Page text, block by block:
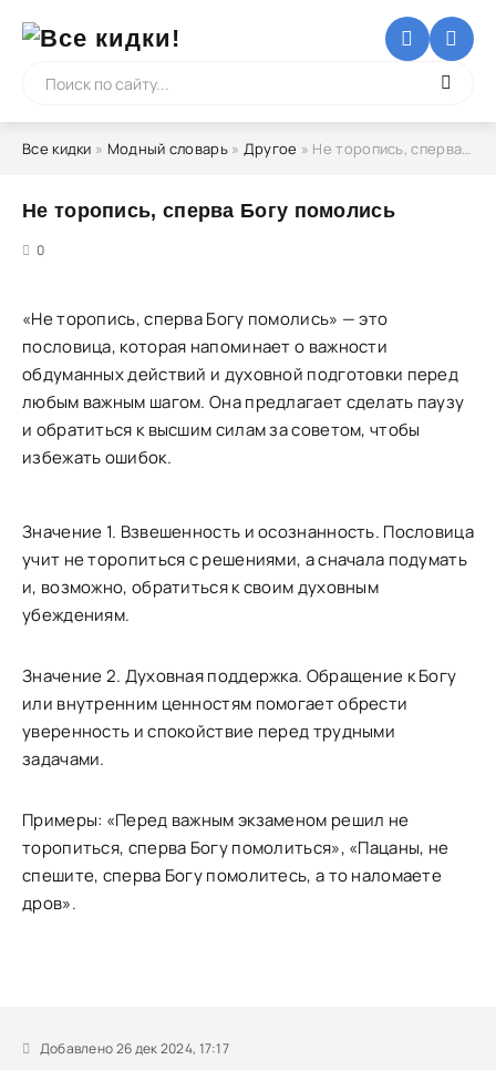
Все кидки » Модный словарь» Другое » Не торопись, сперва Богу помолись
Не торопись, сперва Богу помолись
0
«Не торопись, сперва Богу помолись» — это
пословица, которая напоминает о важности
обдуманных действий и духовной подготовки перед
любым важным шагом. Она предлагает сделать паузу
и обратиться к высшим силам за советом, чтобы
избежать ошибок.
Значение 1. Взвешенность и осознанность. Пословица
учит не торопиться с решениями, а сначала подумать
и, возможно, обратиться к своим духовным
убеждениям.
Значение 2. Духовная поддержка. Обращение к Богу
или внутренним ценностям помогает обрести
уверенность и спокойствие перед трудными
задачами.
Примеры: «Перед важным экзаменом решил не
торопиться, сперва Богу помолиться», «Пацаны, не
спешите, сперва Богу помолитесь, а то наломаете
дров».
Добавлено 26 дек 2024, 17:17